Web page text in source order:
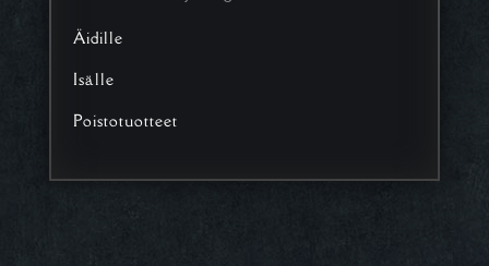
Äidille
Isälle
Poistotuotteet